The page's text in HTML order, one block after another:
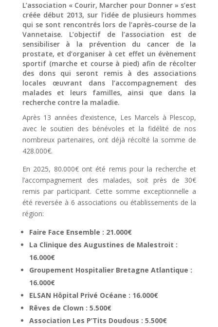
L’association « Courir, Marcher pour Donner » s’est
créée début 2013, sur l’idée de plusieurs hommes
qui se sont rencontrés lors de l’après-course de la
Vannetaise. L’objectif de l’association est de
sensibiliser à la prévention du cancer de la
prostate, et d’organiser à cet effet un évènement
sportif (marche et course à pied) afin de récolter
des dons qui seront remis à des associations
locales œuvrant dans l’accompagnement des
malades et leurs familles, ainsi que dans la
recherche contre la maladie.
Après 13 années d’existence, Les Marcels à Plescop,
avec le soutien des bénévoles et la fidélité de nos
nombreux partenaires, ont déjà récolté la somme de
428.000€.
En 2025, 80.000€ ont été remis pour la recherche et
l’accompagnement des malades, soit près de 30€
remis par participant. Cette somme exceptionnelle a
été reversée à 6 associations ou établissements de la
région:
Faire Face Ensemble : 21.000€
La Clinique des Augustines de Malestroit :
16.000€
Groupement Hospitalier Bretagne Atlantique :
16.000€
ELSAN Hôpital Privé Océane : 16.000€
Rêves de Clown : 5.500€
Association Les P’Tits Doudous : 5.500€